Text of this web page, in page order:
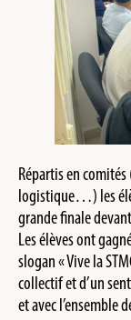
Répartis en
logistique…) les
grande finale
Les élèves ont
slogan « Vive la
collectif et d’un
et avec l’ensemble